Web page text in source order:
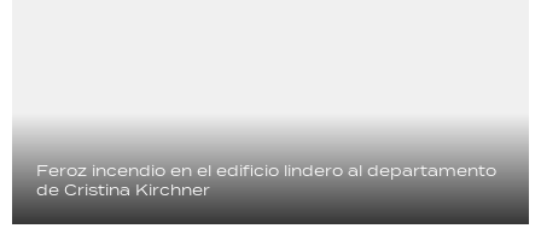
Feroz incendio en el edificio lindero al departamento
de Cristina Kirchner